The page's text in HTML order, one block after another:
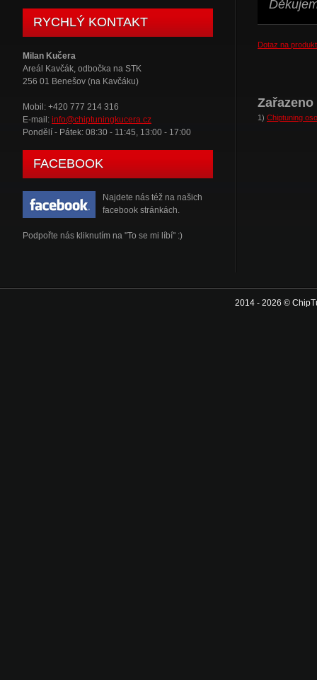
RYCHLÝ KONTAKT
Milan Kučera
Areál Kavčák, odbočka na STK
256 01 Benešov (na Kavčáku)
Mobil: +420 777 214 316
E-mail: info@chiptuningkucera.cz
Pondělí - Pátek: 08:30 - 11:45, 13:00 - 17:00
FACEBOOK
Najdete nás též na našich
facebook stránkách.
Podpořte nás kliknutím na "To se mi líbí" :)
Dotaz na produkt
1) Chiptuning
2014 - 2026 ©